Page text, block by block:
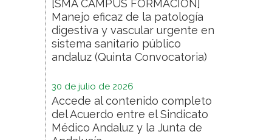
[SMA CAMPUS FORMACIÓN]
Manejo eficaz de la patología
digestiva y vascular urgente en
sistema sanitario público
andaluz (Quinta Convocatoria)
30 de julio de 2026
Accede al contenido completo
del Acuerdo entre el Sindicato
Médico Andaluz y la Junta de